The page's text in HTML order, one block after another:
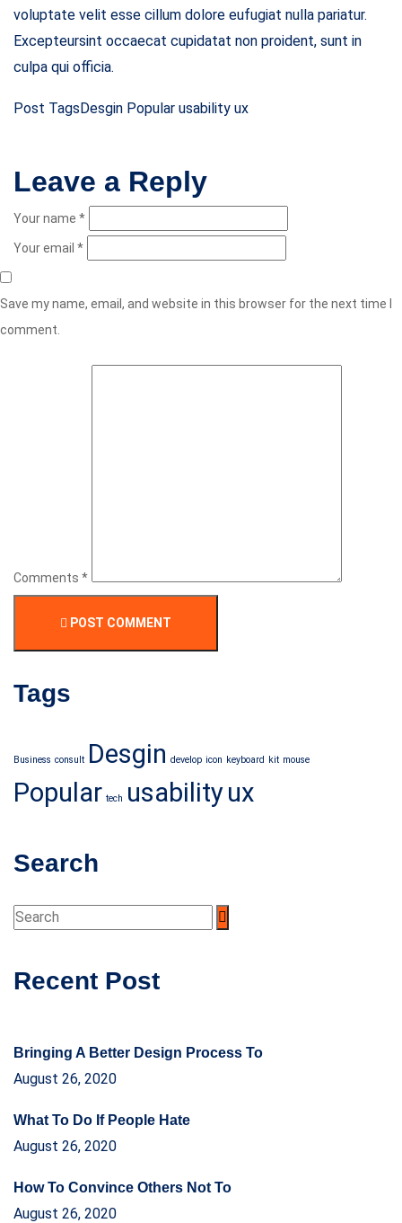
voluptate velit esse cillum dolore eufugiat nulla pariatur.
Excepteursint occaecat cupidatat non proident, sunt in
culpa qui officia.
Post TagsDesgin Popular usability ux
Leave a Reply
Your name *
Your email *
Save my name, email, and website in this browser for the next time I
comment.
Comments *
POST COMMENT
Tags
Business consult Desgin develop icon keyboard kit mouse
Popular tech usabilityux
Search
Recent Post
Bringing A Better Design Process To
August 26, 2020
What To Do If People Hate
August 26, 2020
How To Convince Others Not To
August 26, 2020